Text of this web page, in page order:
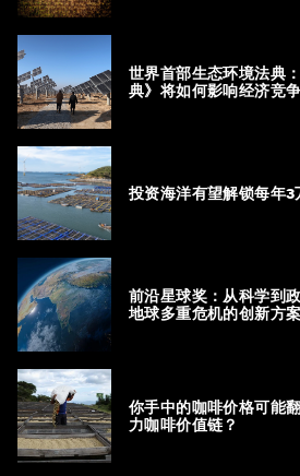
世界首部生态环境法典
典》将如何影响经济竞
投资海洋有望解锁每年
前沿星球奖：从科学到
地球多重危机的创新方案
你手中的咖啡价格可能
力咖啡价值链？